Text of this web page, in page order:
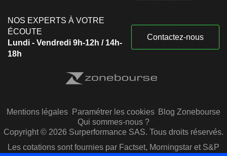
NOS EXPERTS À VOTRE
ÉCOUTE
Lundi - Vendredi 9h-12h / 14h-
18h
Contactez-nous
Mentions légales Paramétrer les cookies Blog Zonebourse
Qui sommes-nous ?
Copyright © 2026 Surperformance SAS. Tous droits réservés.
Les cotations sont fournies par Factset, Morningstar et S&P